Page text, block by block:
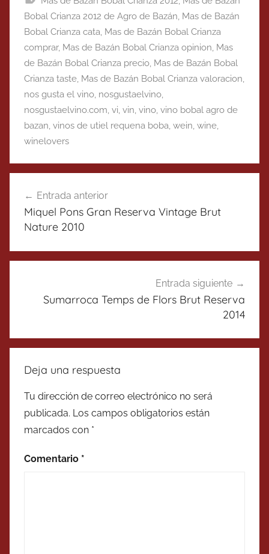
Bobal Crianza 2012 de Agro de Bazán, Mas de Bazán
Bobal Crianza cata, Mas de Bazán Bobal Crianza
comprar, Mas de Bazán Bobal Crianza opinion, Mas
de Bazán Bobal Crianza precio, Mas de Bazán Bobal
Crianza taste, Mas de Bazán Bobal Crianza valoracion,
nos gusta el vino, nosgustaelvino,
nosgustaelvino.com, vi, vin, vino, vino bobal agro de
bazan, vinos de utiel requena boba, wein, wine,
winelovers
de
entradas
Entrada anterior
Miquel Pons Gran Reserva Vintage Brut
Nature 2010
Entrada siguiente
Sumarroca Temps de Flors Brut Reserva
2014
Deja una respuesta
Tu dirección de correo electrónico no será
publicada. Los campos obligatorios están
marcados con *
Comentario *